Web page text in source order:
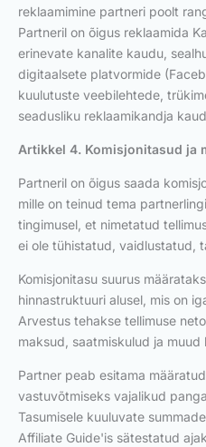
reklaamimine partneri poolt
Partneril on õigus reklaamida
erinevate kanalite kaudu,
digitaalsete platvormide
kuulutuste veebilehtede,
seadusliku reklaamikandja
Artikkel 4. Komisjonitasud ja
Partneril on õigus saada
mille on teinud tema
tingimusel, et nimetatud
ei ole tühistatud, vaidlustatud,
Komisjonitasu suurus
hinnastruktuuri alusel, mis on
Arvestus tehakse tellimuse
maksud, saatmiskulud ja muud
Partner peab esitama
vastuvõtmiseks vajalikud
Tasumisele kuuluvate
Affiliate Guide'is sätestatud